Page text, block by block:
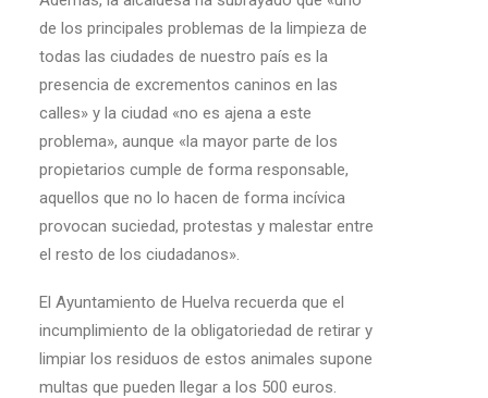
de los principales problemas de la limpieza de
todas las ciudades de nuestro país es la
presencia de excrementos caninos en las
calles» y la ciudad «no es ajena a este
problema», aunque «la mayor parte de los
propietarios cumple de forma responsable,
aquellos que no lo hacen de forma incívica
provocan suciedad, protestas y malestar entre
el resto de los ciudadanos».
El Ayuntamiento de Huelva recuerda que el
incumplimiento de la obligatoriedad de retirar y
limpiar los residuos de estos animales supone
multas que pueden llegar a los 500 euros.